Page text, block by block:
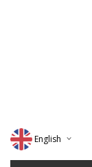
English